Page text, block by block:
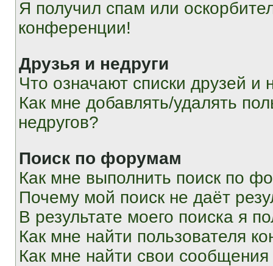
Я получил спам или
конференции!
Друзья и недруги
Что означают списки друзей и
Как мне добавлять/удалять
недругов?
Поиск по форумам
Как мне выполнить поиск по
Почему мой поиск не даёт
В результате моего поиска я
Как мне найти пользователя
Как мне найти свои